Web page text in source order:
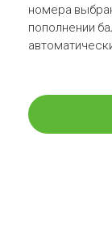
номера
пополнении